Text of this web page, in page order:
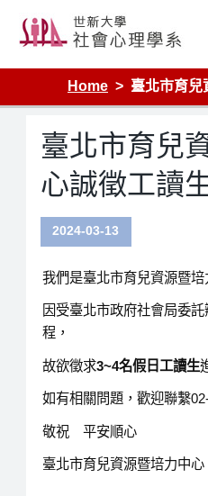
content
Home 臺北市育兒
臺北市育兒
心誠徵工讀
2024-03-13
我們是臺北市育兒資源暨培
因受臺北市政府社會局委
程，
故欲徵求3~4名假日工讀生
如有相關問題，歡迎聯繫
敬祝 平安順心
臺北市育兒資源暨培力中